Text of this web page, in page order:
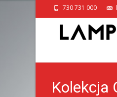
730 731 000
Kolekcja